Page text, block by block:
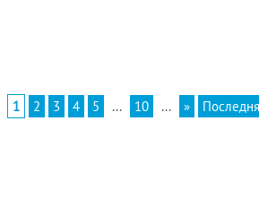
1 2 3 4 5 ... 10 ... »